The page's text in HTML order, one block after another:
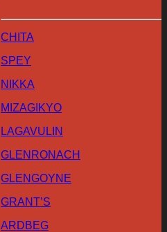
CHITA
SPEY
NIKKA
MIZAGIKYO
LAGAVULIN
GLENRONACH
GLENGOYNE
GRANT’S
ARDBEG